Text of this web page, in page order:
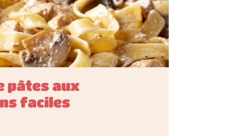
pâtes aux
faciles